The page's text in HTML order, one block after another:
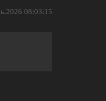
08:03:15